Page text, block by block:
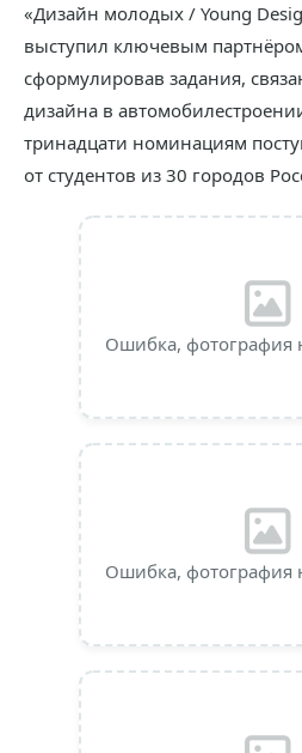
«Дизайн молодых / Young
выступил ключевым
сформулировав задания,
дизайна в
тринадцати номинациям
от студентов из 30 городов
Ошибка, фотография
Ошибка, фотография